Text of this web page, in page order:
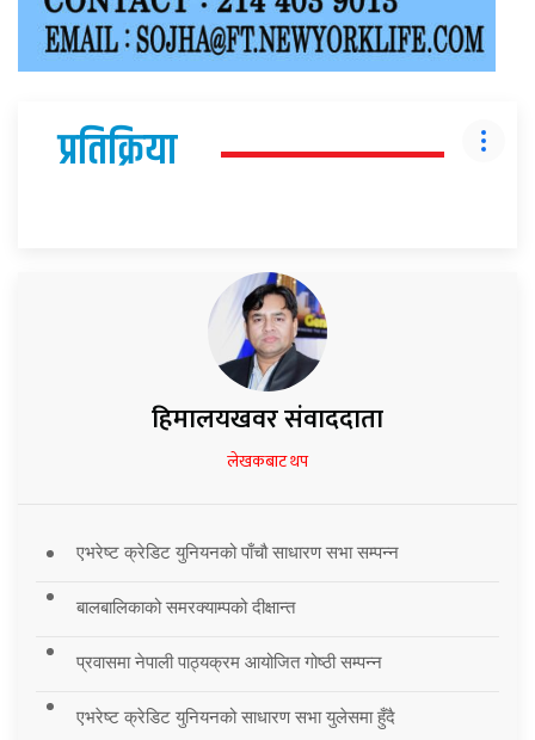
प्रतिक्रिया
हिमालयखवर संवाददाता
लेखकबाट थप
एभरेष्ट क्रेडिट युनियनको पाँचौ साधारण सभा सम्पन्न
बालबालिकाको समरक्याम्पको दीक्षान्त
प्रवासमा नेपाली पाठ्यक्रम आयोजित गोष्ठी सम्पन्न
एभरेष्ट क्रेडिट युनियनको साधारण सभा युलेसमा हुँदै